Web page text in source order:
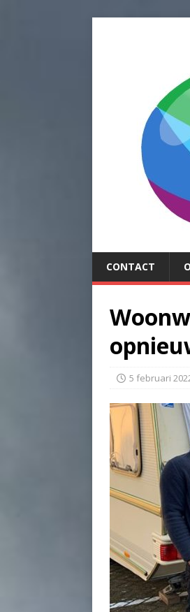
CONTACT
5 februari